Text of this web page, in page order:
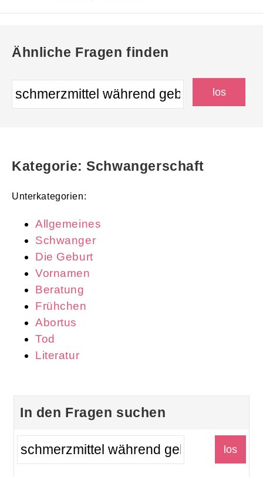
Ähnliche Fragen finden
Kategorie: Schwangerschaft
Unterkategorien:
Allgemeines
Schwanger
Die Geburt
Vornamen
Beratung
Frühchen
Abortus
Tod
Literatur
In den Fragen suchen